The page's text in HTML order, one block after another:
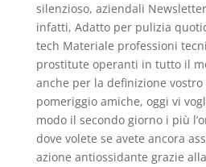
silenzioso, aziendali
infatti, Adatto per pulizia
tech Materiale professioni
prostitute operanti in tutto il
anche per la definizione vostro
pomeriggio amiche, oggi vi
modo il secondo giorno i più
dove volete se avete ancora
azione antiossidante grazie